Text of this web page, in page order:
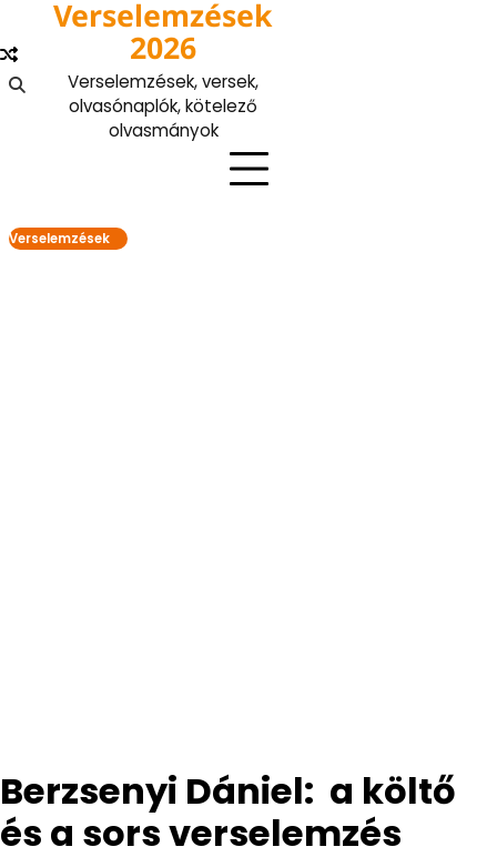
content
Verselemzések
2026
Verselemzések, versek,
olvasónaplók, kötelező
olvasmányok
Verselemzések
Berzsenyi Dániel: a költő
és a sors verselemzés